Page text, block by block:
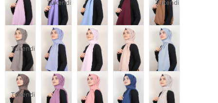
Tükendi Tükendi
Tükendi
Tükendi